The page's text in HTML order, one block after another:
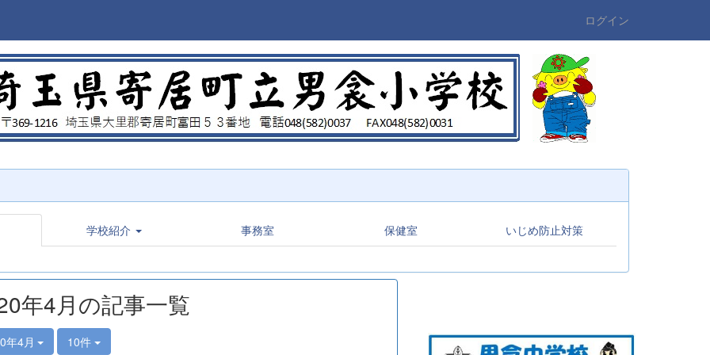
ログイン
学校紹介 事務室 保健室 いじめ防止対策
年4月の記事一覧
年4月 10件